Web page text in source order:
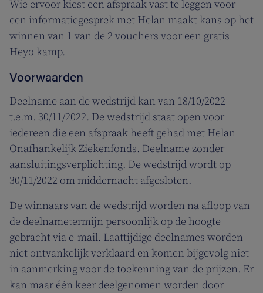
Wie ervoor kiest een afspraak vast te leggen voor
een informatiegesprek met Helan maakt kans op het
winnen van 1 van de 2 vouchers voor een gratis
Heyo kamp.
Voorwaarden
Deelname aan de wedstrijd kan van 18/10/2022
t.e.m. 30/11/2022. De wedstrijd staat open voor
iedereen die een afspraak heeft gehad met Helan
Onafhankelijk Ziekenfonds. Deelname zonder
aansluitingsverplichting. De wedstrijd wordt op
30/11/2022 om middernacht afgesloten.
De winnaars van de wedstrijd worden na afloop van
de deelnametermijn persoonlijk op de hoogte
gebracht via e-mail. Laattijdige deelnames worden
niet ontvankelijk verklaard en komen bijgevolg niet
in aanmerking voor de toekenning van de prijzen. Er
kan maar één keer deelgenomen worden door